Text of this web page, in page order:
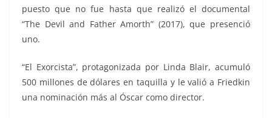
puesto que no fue hasta que realizó el documental
“The Devil and Father Amorth” (2017), que presenció
uno.
“El Exorcista”, protagonizada por Linda Blair, acumuló
500 millones de dólares en taquilla y le valió a Friedkin
una nominación más al Óscar como director.